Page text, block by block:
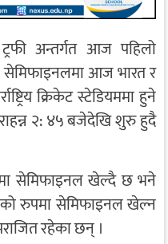
अन्तर्गत आज पहिलो
आज भारत र
क्रिकेट स्टेडियममा हुने
२: ४५ बजेदेखि शुरु हुदै
सेमिफाइनल खेल्दै छ भने
रुपमा सेमिफाइनल खेल्न
रहेका छन् ।